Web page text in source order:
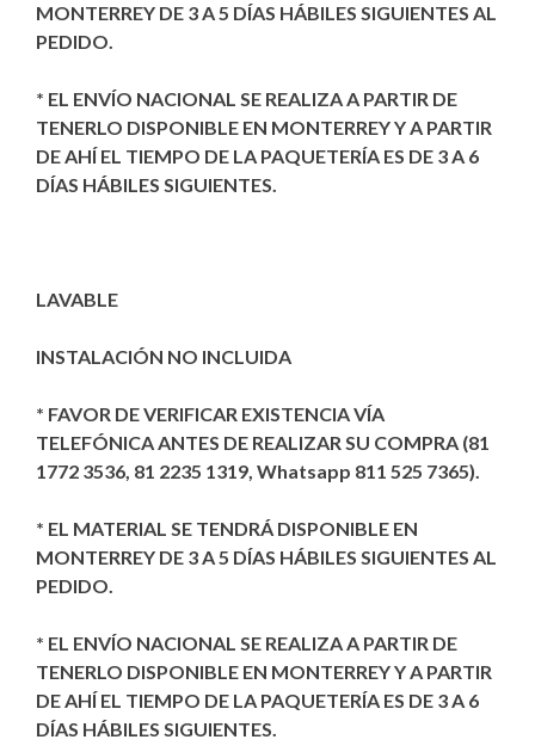
MONTERREY DE 3 A 5 DÍAS HÁBILES SIGUIENTES AL
PEDIDO.
* EL ENVÍO NACIONAL SE REALIZA A PARTIR DE
TENERLO DISPONIBLE EN MONTERREY Y A PARTIR
DE AHÍ EL TIEMPO DE LA PAQUETERÍA ES DE 3 A 6
DÍAS HÁBILES SIGUIENTES.
LAVABLE
INSTALACIÓN NO INCLUIDA
* FAVOR DE VERIFICAR EXISTENCIA VÍA
TELEFÓNICA ANTES DE REALIZAR SU COMPRA (81
1772 3536, 81 2235 1319, Whatsapp 811 525 7365).
* EL MATERIAL SE TENDRÁ DISPONIBLE EN
MONTERREY DE 3 A 5 DÍAS HÁBILES SIGUIENTES AL
PEDIDO.
* EL ENVÍO NACIONAL SE REALIZA A PARTIR DE
TENERLO DISPONIBLE EN MONTERREY Y A PARTIR
DE AHÍ EL TIEMPO DE LA PAQUETERÍA ES DE 3 A 6
DÍAS HÁBILES SIGUIENTES.